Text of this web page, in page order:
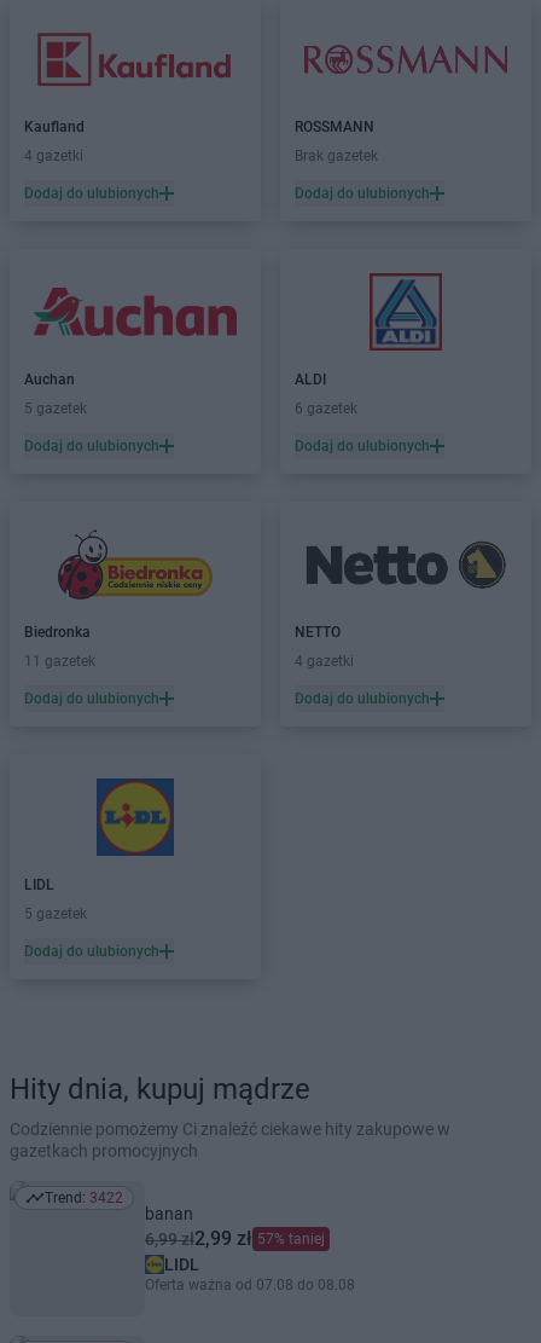
Kaufland
4 gazetki
Dodaj do ulubionych
ROSSMANN
Brak gazetek
Dodaj do ulubionych
Auchan
5 gazetek
Dodaj do ulubionych
ALDI
6 gazetek
Dodaj do ulubionych
Biedronka
11 gazetek
Dodaj do ulubionych
NETTO
4 gazetki
Dodaj do ulubionych
LIDL
5 gazetek
Dodaj do ulubionych
Hity dnia, kupuj mądrze
Codziennie pomożemy Ci znaleźć ciekawe hity zakupowe w
gazetkach promocyjnych
Trend: 3422
Trend: 3422
banan
6,99 zł2,99 zł 57% taniej
LIDL
Oferta ważna od 07.08 do 08.08